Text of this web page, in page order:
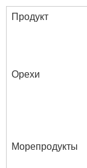
Продукт
Орехи
Морепродукты